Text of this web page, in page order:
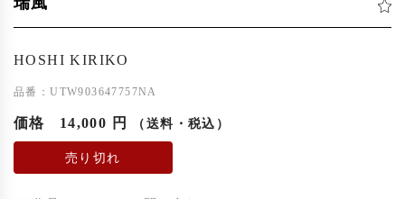
HOSHI KIRIKO
品番：UTW903647757NA
価格 14,000 円 （送料・税込）
売り切れ